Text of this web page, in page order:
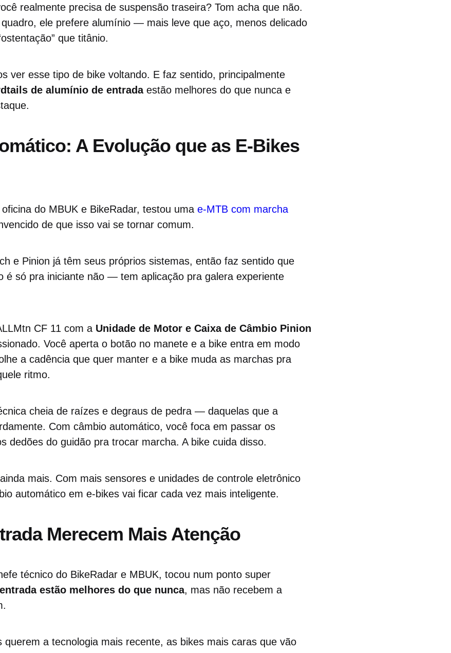
realmente precisa de suspensão traseira? Tom acha que não.
ele prefere alumínio — mais leve que aço, menos delicado
que titânio.
ver esse tipo de bike voltando. E faz sentido, principalmente
de alumínio de entradaestão melhores do que nunca e
A Evolução que as E-Bikes
do MBUK e BikeRadar, testou uma e-MTB com marcha
de que isso vai se tornar comum.
e Pinion já têm seus próprios sistemas, então faz sentido que
é só pra iniciante não — tem aplicação pra galera experiente
CF 11 com a Unidade de Motor e Caixa de Câmbio Pinion
Você aperta o botão no manete e a bike entra em modo
a cadência que quer manter e a bike muda as marchas pra
ritmo.
cheia de raízes e degraus de pedra — daquelas que a
Com câmbio automático, você foca em passar os
dedões do guidão pra trocar marcha. A bike cuida disso.
mais. Com mais sensores e unidades de controle eletrônico
automático em e-bikes vai ficar cada vez mais inteligente.
Merecem Mais Atenção
técnico do BikeRadar e MBUK, tocou num ponto super
estão melhores do que nunca, mas não recebem a
querem a tecnologia mais recente, as bikes mais caras que vão